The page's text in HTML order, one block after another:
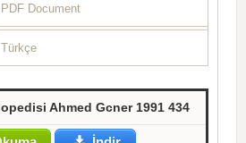
PDF Document
Türkçe
Ahmed Gcner 1991 434